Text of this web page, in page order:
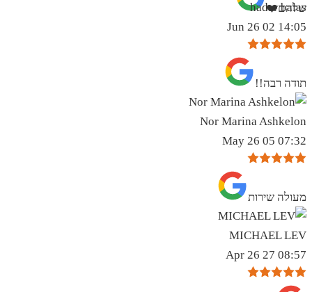
שלהם❤️
hadar balas
14:05 02 Jun 26
תודה רבה!!
Nor Marina Ashkelon
07:32 05 May 26
מעולה שירות
MICHAEL LEV
08:57 27 Apr 26